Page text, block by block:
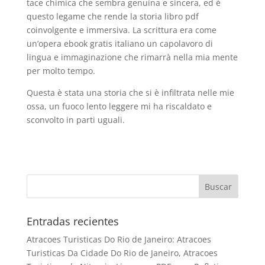
tace chimica che sembra genuina e sincera, ed è
questo legame che rende la storia libro pdf
coinvolgente e immersiva. La scrittura era come
un’opera ebook gratis italiano un capolavoro di
lingua e immaginazione che rimarrà nella mia mente
per molto tempo.
Questa è stata una storia che si è infiltrata nelle mie
ossa, un fuoco lento leggere mi ha riscaldato e
sconvolto in parti uguali.
Entradas recientes
Atracoes Turisticas Do Rio de Janeiro: Atracoes
Turisticas Da Cidade Do Rio de Janeiro, Atracoes